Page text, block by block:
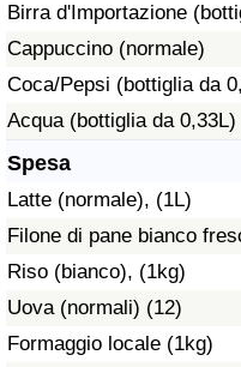
Birra d'Importazione
Cappuccino (normale)
Coca/Pepsi (bottiglia da
Acqua (bottiglia da 0,33L)
Spesa
Latte (normale), (1L)
Filone di pane bianco
Riso (bianco), (1kg)
Uova (normali) (12)
Formaggio locale (1kg)
Indice del Tasso di
Indice della Criminalità
Indice di criminalità per
Indice dell’Assistenza
Indice dell’Assistenza